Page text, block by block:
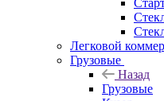
Легковой
Грузовые
Назад
Грузовые